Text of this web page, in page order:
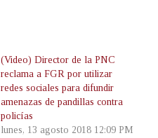
(Video) Director de la PNC
reclama a FGR por utilizar
redes sociales para difundir
amenazas de pandillas contra
policías
lunes, 13 agosto 2018 12:09 PM